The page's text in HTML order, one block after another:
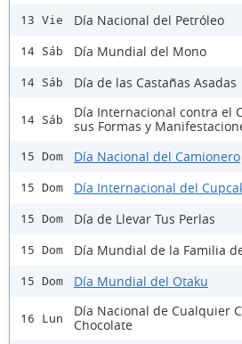
13 Vie Día Nacional del Petróleo
14 Sáb Día Mundial del Mono
14 Sáb Día de las Castañas Asadas
14 Sáb
Día Internacional contra el
sus Formas y
15 Dom Día Nacional del Camionero
15 Dom Día Internacional del
15 Dom Día de Llevar Tus Perlas
15 Dom Día Mundial de la Familia
15 Dom Día Mundial del Otaku
16 Lun
Día Nacional de Cualquier
Chocolate